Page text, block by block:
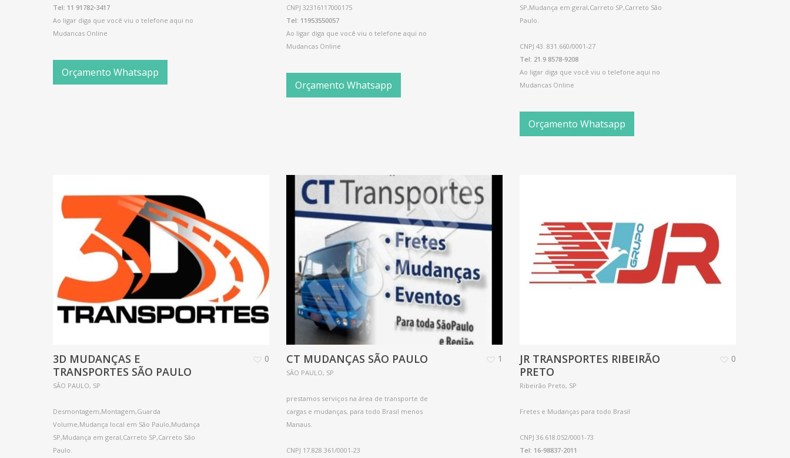
Tel: 11 91782-3417
Ao ligar diga que você viu o telefone aqui no
Mudancas Online
Orçamento Whatsapp
CNPJ 32316117000175
Tel: 11953550057
Ao ligar diga que você viu o telefone aqui no
Mudancas Online
Orçamento Whatsapp
SP,Mudança em geral,Carreto SP,Carreto São
Paulo.
CNPJ 43. 831.660/0001-27
Tel: 21.9 8578-9208
Ao ligar diga que você viu o telefone aqui no
Mudancas Online
Orçamento Whatsapp
3D MUDANÇAS E
TRANSPORTES SÃO PAULO
SÃO PAULO, SP
Desmontagem,Montagem,Guarda
Volume,Mudança local em São Paulo,Mudança
SP,Mudança em geral,Carreto SP,Carreto São
Paulo.
0 CT MUDANÇAS SÃO PAULO
SÃO PAULO, SP
prestamos serviços na área de transporte de
cargas e mudanças, para todo Brasil menos
Manaus.
CNPJ 17.828.361/0001-23
1
JR TRANSPORTES RIBEIRÃO
PRETO
Ribeirão Preto, SP
Fretes e Mudanças para todo Brasil
CNPJ 36.618.052/0001-73
Tel: 16-98837-2011
0